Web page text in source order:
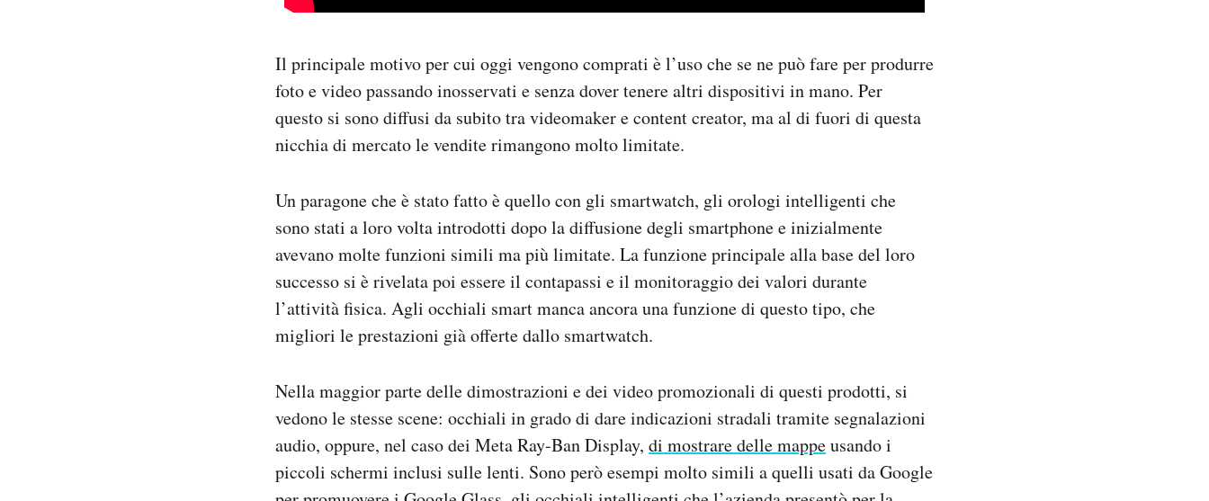
Il principale motivo per cui oggi vengono comprati è l’uso che se ne può fare per produrre
foto e video passando inosservati e senza dover tenere altri dispositivi in mano. Per
questo si sono diffusi da subito tra videomaker e content creator, ma al di fuori di questa
nicchia di mercato le vendite rimangono molto limitate.
Un paragone che è stato fatto è quello con gli smartwatch, gli orologi intelligenti che
sono stati a loro volta introdotti dopo la diffusione degli smartphone e inizialmente
avevano molte funzioni simili ma più limitate. La funzione principale alla base del loro
successo si è rivelata poi essere il contapassi e il monitoraggio dei valori durante
l’attività fisica. Agli occhiali smart manca ancora una funzione di questo tipo, che
migliori le prestazioni già offerte dallo smartwatch.
Nella maggior parte delle dimostrazioni e dei video promozionali di questi prodotti, si
vedono le stesse scene: occhiali in grado di dare indicazioni stradali tramite segnalazioni
audio, oppure, nel caso dei Meta Ray-Ban Display, di mostrare delle mappeusando i
piccoli schermi inclusi sulle lenti. Sono però esempi molto simili a quelli usati da Google